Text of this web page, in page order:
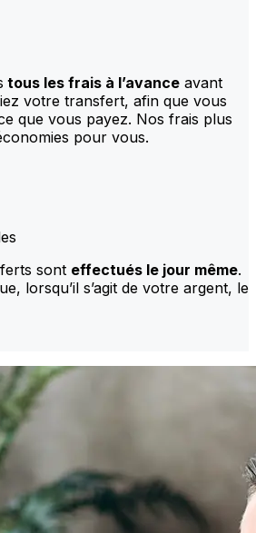
tous les frais à l’avance avant
votre transfert, afin que vous
que vous payez. Nos frais plus
pour vous.
sont effectués le jour même.
lorsqu’il s’agit de votre argent, le